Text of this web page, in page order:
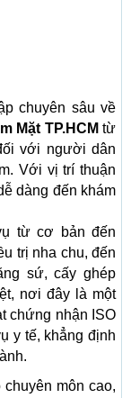
chuyên sâu về
Mặt TP.HCM từ
với người dân
Với vị trí thuận
dàng đến khám
từ cơ bản đến
trị nha chu, đến
sứ, cấy ghép
nơi đây là một
chứng nhận ISO
y tế, khẳng định
môn cao,